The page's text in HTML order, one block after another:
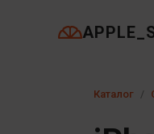
Каталог